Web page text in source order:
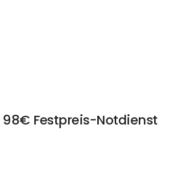
Festpreis-Notdienst